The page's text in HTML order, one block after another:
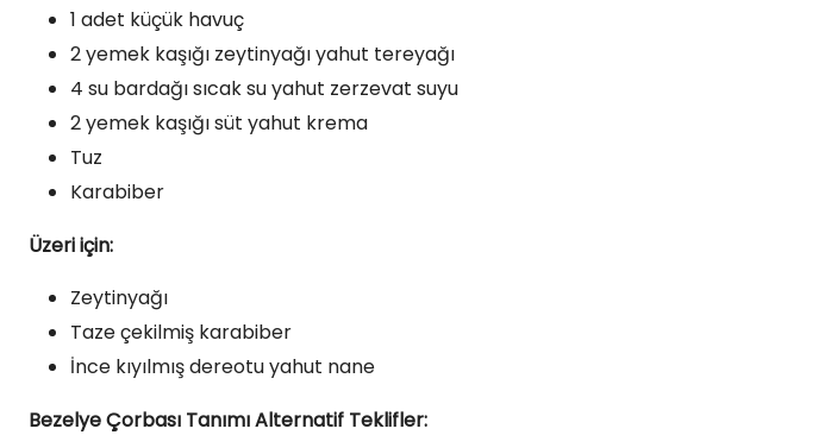
1 adet küçük havuç
2 yemek kaşığı zeytinyağı yahut tereyağı
4 su bardağı sıcak su yahut zerzevat suyu
2 yemek kaşığı süt yahut krema
Tuz
Karabiber
Üzeri için:
Zeytinyağı
Taze çekilmiş karabiber
İnce kıyılmış dereotu yahut nane
Bezelye Çorbası Tanımı Alternatif Teklifler: